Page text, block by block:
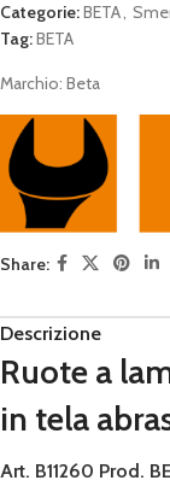
Categorie:BETA,
Tag:BETA
Marchio: Beta
Share:
Descrizione
Ruote a
in tela
Art. B11260 Prod.